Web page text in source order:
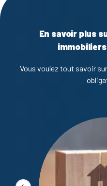
En savoir plus
Vous voulez tout savoir